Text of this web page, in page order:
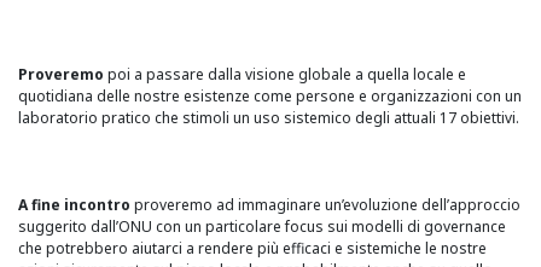
Proveremo poi a passare dalla visione globale a quella locale e
quotidiana delle nostre esistenze come persone e organizzazioni con un
laboratorio pratico che stimoli un uso sistemico degli attuali 17 obiettivi.
A fine incontro proveremo ad immaginare un’evoluzione dell’approccio
suggerito dall’ONU con un particolare focus sui modelli di governance
che potrebbero aiutarci a rendere più efficaci e sistemiche le nostre